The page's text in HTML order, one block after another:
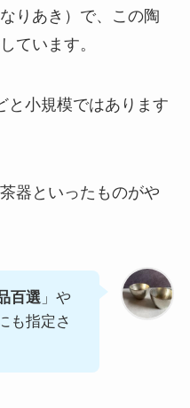
りあき）で、この陶
ています。
と小規模ではあります
器といったものがや
百選」や
も指定さ